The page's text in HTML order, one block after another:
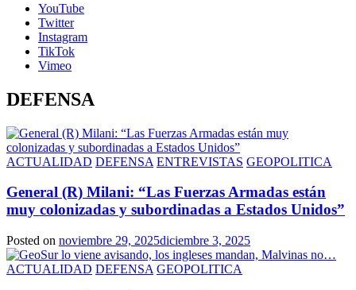
YouTube
Twitter
Instagram
TikTok
Vimeo
DEFENSA
ACTUALIDAD DEFENSA ENTREVISTAS GEOPOLITICA
General (R) Milani: “Las Fuerzas Armadas están
muy colonizadas y subordinadas a Estados Unidos”
Posted on noviembre 29, 2025diciembre 3, 2025
ACTUALIDAD DEFENSA GEOPOLITICA